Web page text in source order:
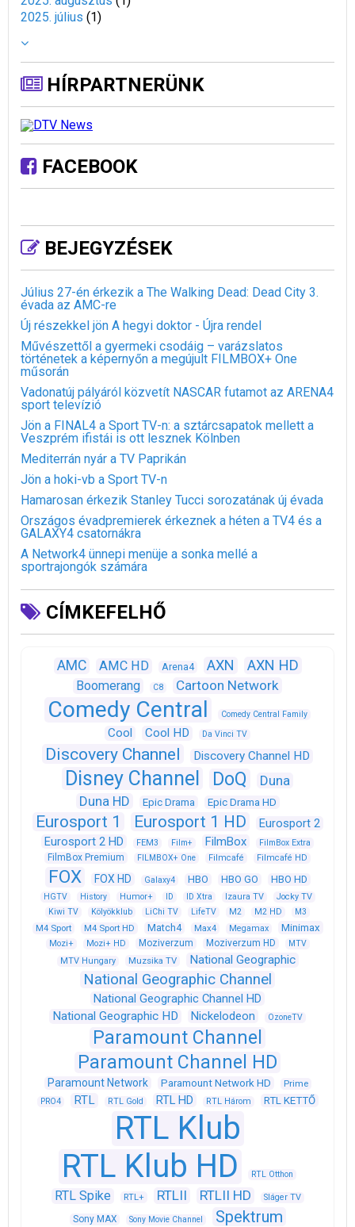
2025. július (1)
HÍRPARTNERÜNK
FACEBOOK
BEJEGYZÉSEK
Július 27-én érkezik a The Walking Dead: Dead City 3.
évada az AMC-re
Új részekkel jön A hegyi doktor - Újra rendel
Művészettől a gyermeki csodáig – varázslatos
történetek a képernyőn a megújult FILMBOX+ One
műsorán
Vadonatúj pályáról közvetít NASCAR futamot az ARENA4
sport televízió
Jön a FINAL4 a Sport TV-n: a sztárcsapatok mellett a
Veszprém ifistái is ott lesznek Kölnben
Mediterrán nyár a TV Paprikán
Jön a hoki-vb a Sport TV-n
Hamarosan érkezik Stanley Tucci sorozatának új évada
Országos évadpremierek érkeznek a héten a TV4 és a
GALAXY4 csatornákra
A Network4 ünnepi menüje a sonka mellé a
sportrajongók számára
CÍMKEFELHŐ
AMC AMC HD Arena4 AXN AXN HD
Boomerang C8 Cartoon Network
Comedy Central Comedy Central Family
Cool Cool HD Da Vinci TV
Discovery Channel Discovery Channel HD
Disney Channel DoQ
Duna
Duna HD
Epic Drama Epic Drama HD
Eurosport 1 Eurosport 1 HD
Eurosport 2
Eurosport 2 HD
FEM3 Film+ FilmBox FilmBox Extra
FilmBox Premium FILMBOX+ One Filmcafé Filmcafé HD
FOX FOX HD Galaxy4 HBO HBO GO HBO HD
HGTV History Humor+ ID ID Xtra Izaura TV
Jocky TV
Kiwi TV
Kölyökklub LiChi TV LifeTV M2 M2 HD M3
M4 Sport M4 Sport HD Match4 Max4 Megamax Minimax
Mozi+ Mozi+ HD Moziverzum Moziverzum HD
MTV
MTV Hungary
Muzsika TV National Geographic
National Geographic Channel
National Geographic Channel HD
National Geographic HD
Nickelodeon OzoneTV
Paramount Channel
Paramount Channel HD
Paramount Network Paramount Network HD Prime
PRO4 RTL RTL Gold RTL HD RTL Három RTL KETTŐ
RTL Klub
RTL Klub HD
RTL Otthon
RTL Spike RTL+ RTLII RTLII HD Sláger TV
Sony MAX Sony Movie Channel
Spektrum